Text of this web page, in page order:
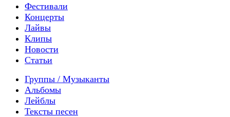
Фестивали
Концерты
Лайвы
Клипы
Новости
Статьи
Группы / Музыканты
Альбомы
Лейблы
Тексты песен